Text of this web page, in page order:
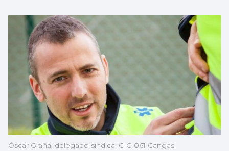
Óscar Graña, delegado sindical CIG 061 Cangas.